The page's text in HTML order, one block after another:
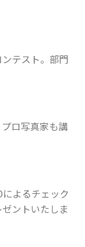
テスト。部門
ロ写真家も講
よるチェック
ントいたしま